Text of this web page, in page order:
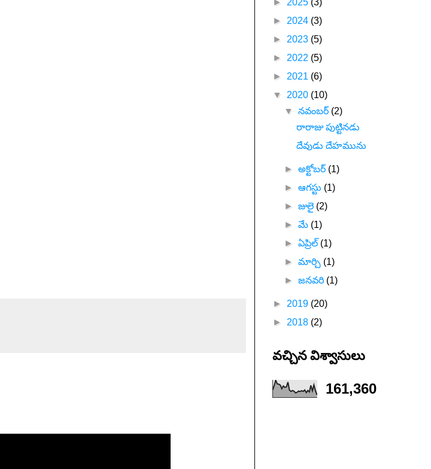
► 2025 (3)
► 2024 (3)
► 2023 (5)
► 2022 (5)
► 2021 (6)
▼ 2020 (10)
▼నవంబర్ (2)
రారాజు పుట్టినడు
దేవుడు దేహమును
►అక్టోబర్ (1)
►ఆగస్టు (1)
►జులై (2)
►మే (1)
►ఏప్రిల్ (1)
►మార్చి (1)
►జనవరి (1)
► 2019 (20)
► 2018 (2)
వచ్చిన విశ్వాసులు
161,360